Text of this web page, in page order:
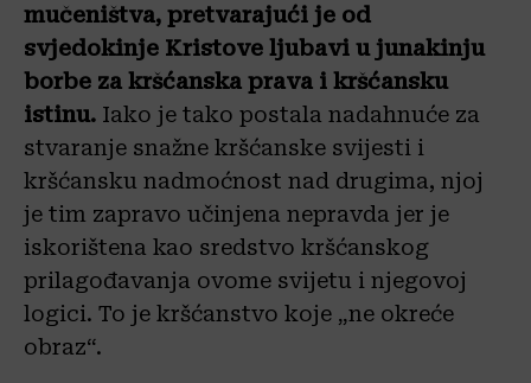
mučeništva, pretvarajući je od
svjedokinje Kristove ljubavi u junakinju
borbe za kršćanska prava i kršćansku
istinu. Iako je tako postala nadahnuće za
stvaranje snažne kršćanske svijesti i
kršćansku nadmoćnost nad drugima, njoj
je tim zapravo učinjena nepravda jer je
iskorištena kao sredstvo kršćanskog
prilagođavanja ovome svijetu i njegovoj
logici. To je kršćanstvo koje „ne okreće
obraz“.